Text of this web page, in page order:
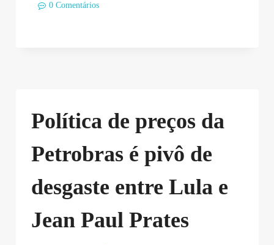
0 Comentários
Política de preços da
Petrobras é pivô de
desgaste entre Lula e
Jean Paul Prates